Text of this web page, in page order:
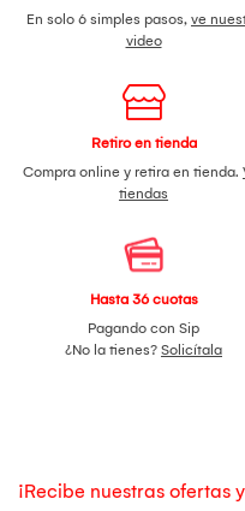
En solo 6 simples pasos, ve
video
Retiro en tienda
Compra online y retira en tienda.
tiendas
Hasta 36 cuotas
Pagando con Sip
¿No la tienes? Solicítala
¡Recibe nuestras ofertas